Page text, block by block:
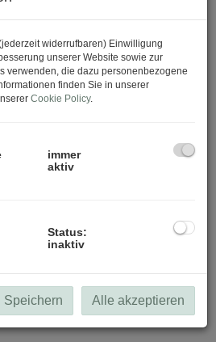
widerrufbaren) Einwilligung
unserer Website sowie zur
verwenden, die dazu personenbezogene
finden Sie in unserer
Cookie Policy.
immer
aktiv
Status:
inaktiv
Speichern Alle akzeptieren